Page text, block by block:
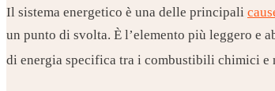
Il sistema energetico è una delle principali
un punto di svolta. È l’elemento più leggero e
di energia specifica tra i combustibili chimici e